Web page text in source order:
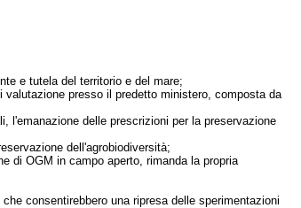
e tutela del territorio e del mare;
presso il predetto ministero, composta da
l'emanazione delle prescrizioni per la preservazione
dell'agrobiodiversità;
di OGM in campo aperto, rimanda la propria
consentirebbero una ripresa delle sperimentazioni